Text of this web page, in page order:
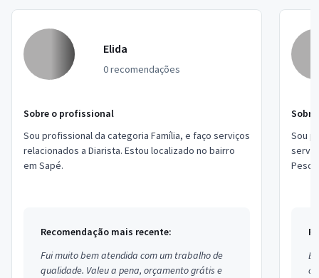
Elida
0 recomendações
Sobre o profissional
Sou profissional da categoria Família, e faço serviços
relacionados a Diarista. Estou localizado no bairro
em Sapé.
Recomendação mais recente:
Fui muito bem atendida com um trabalho de
qualidade. Valeu a pena, orçamento grátis e
Sou